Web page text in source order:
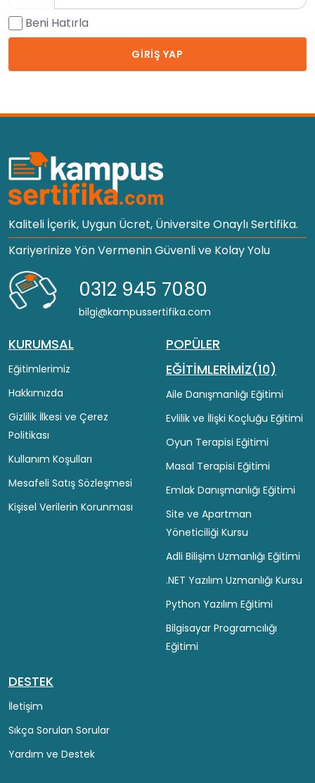
Beni Hatırla
GİRİŞ YAP
Kaliteli İçerik, Uygun Ücret, Üniversite Onaylı Sertifika.
Kariyerinize Yön Vermenin Güvenli ve Kolay Yolu
0312 945 7080
bilgi@kampussertifika.com
KURUMSAL
Eğitimlerimiz
Hakkımızda
Gizlilik İlkesi ve Çerez
Politikası
Kullanım Koşulları
Mesafeli Satış Sözleşmesi
Kişisel Verilerin Korunması
POPÜLER
EĞİTİMLERİMİZ(10)
Aile Danışmanlığı Eğitimi
Evlilik ve İlişki Koçluğu Eğitimi
Oyun Terapisi Eğitimi
Masal Terapisi Eğitimi
Emlak Danışmanlığı Eğitimi
Site ve Apartman
Yöneticiliği Kursu
Adli Bilişim Uzmanlığı Eğitimi
.NET Yazılım Uzmanlığı Kursu
Python Yazılım Eğitimi
Bilgisayar Programcılığı
Eğitimi
DESTEK
İletişim
Sıkça Sorulan Sorular
Yardım ve Destek